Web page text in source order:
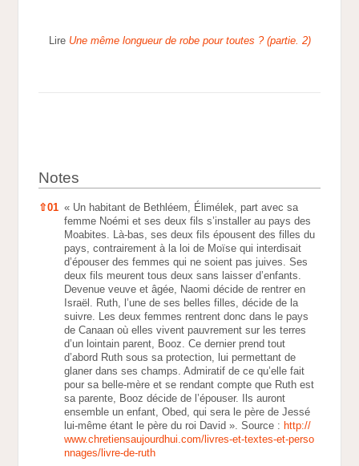
Lire Une même longueur de robe pour toutes ? (partie. 2)
Notes
Notes
⇧01 « Un habitant de Bethléem, Élimélek, part avec sa
femme Noémi et ses deux fils s’installer au pays des
Moabites. Là-bas, ses deux fils épousent des filles du
pays, contrairement à la loi de Moïse qui interdisait
d’épouser des femmes qui ne soient pas juives. Ses
deux fils meurent tous deux sans laisser d’enfants.
Devenue veuve et âgée, Naomi décide de rentrer en
Israël. Ruth, l’une de ses belles filles, décide de la
suivre. Les deux femmes rentrent donc dans le pays
de Canaan où elles vivent pauvrement sur les terres
d’un lointain parent, Booz. Ce dernier prend tout
d’abord Ruth sous sa protection, lui permettant de
glaner dans ses champs. Admiratif de ce qu’elle fait
pour sa belle-mère et se rendant compte que Ruth est
sa parente, Booz décide de l’épouser. Ils auront
ensemble un enfant, Obed, qui sera le père de Jessé
lui-même étant le père du roi David ». Source : http://
www.chretiensaujourdhui.com/livres-et-textes-et-perso
nnages/livre-de-ruth